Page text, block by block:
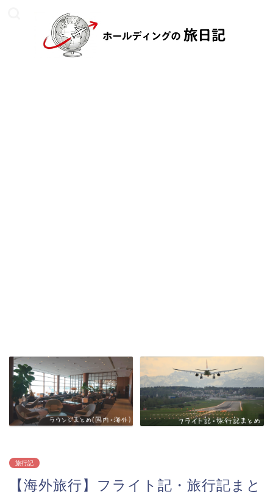
旅行記
【海外旅行】フライト記・旅行記まと